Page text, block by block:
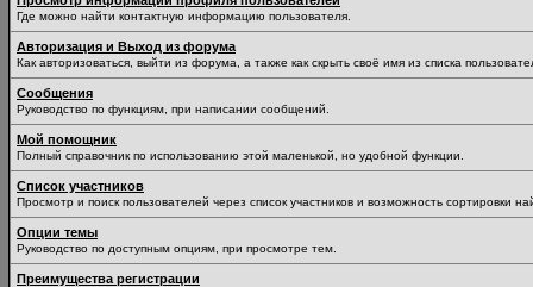
Где можно найти контактную информацию пользователя.
Авторизация и Выход из форума
Как авторизоваться, выйти из форума, а также как скрыть своё имя из списка
Сообщения
Руководство по функциям, при написании сообщений.
Мой помощник
Полный справочник по использованию этой маленькой, но удобной функции.
Список участников
Просмотр и поиск пользователей через список участников и возможность сортировки
Опции темы
Руководство по доступным опциям, при просмотре тем.
Преимущества регистрации